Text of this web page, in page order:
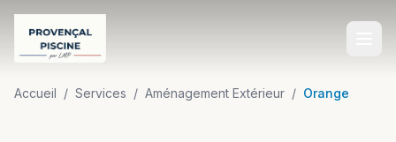
Accueil
Accueil / Services / Aménagement Extérieur / Orange